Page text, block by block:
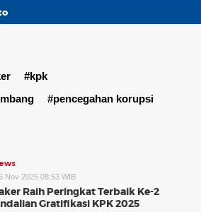
#kpk
#pencegahan korupsi
Nov 2025 08:53 WIB
Raih Peringkat Terbaik Ke-2
Gratifikasi KPK 2025